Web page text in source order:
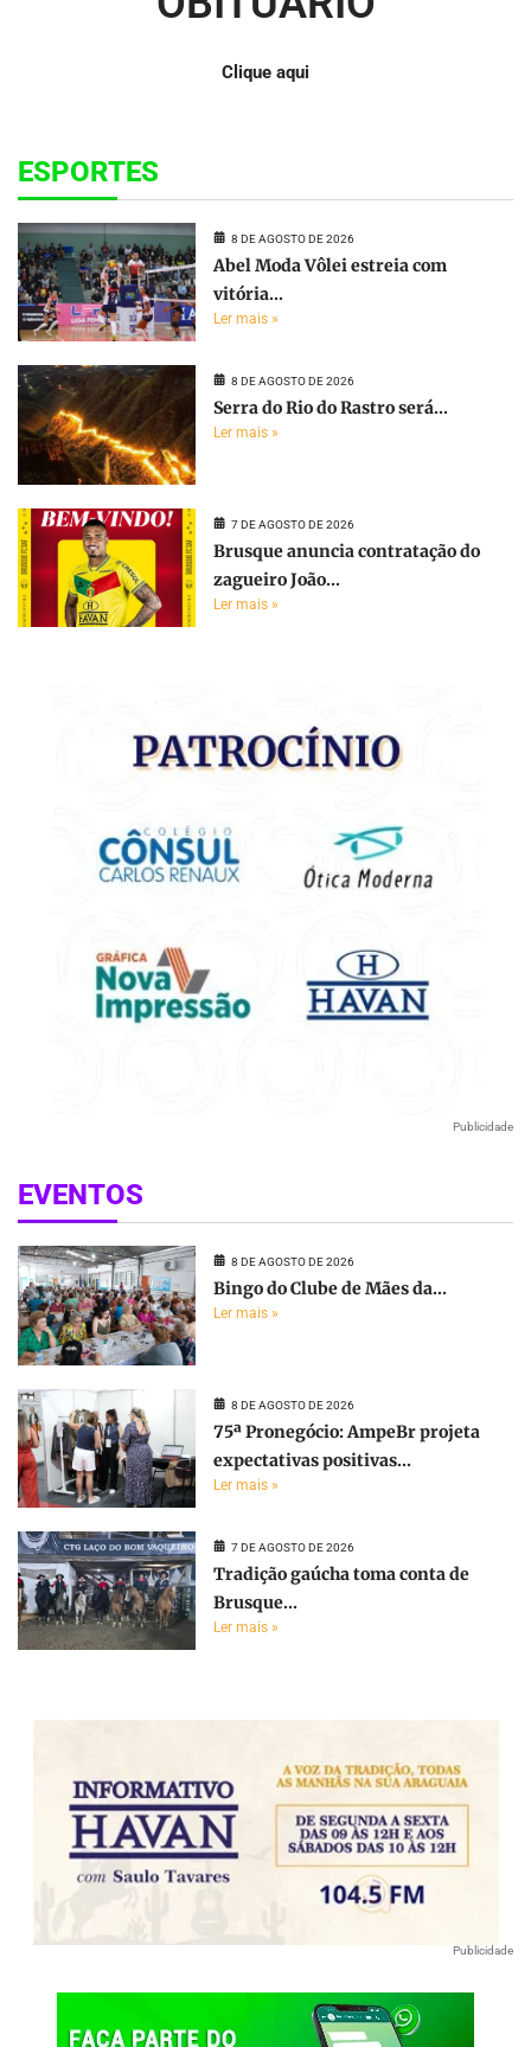
Clique aqui
ESPORTES
8 DE AGOSTO DE 2026
Abel Moda Vôlei estreia com
vitória...
Ler mais »
8 DE AGOSTO DE 2026
Serra do Rio do Rastro será...
Ler mais »
7 DE AGOSTO DE 2026
Brusque anuncia contratação do
zagueiro João...
Ler mais »
Publicidade
EVENTOS
8 DE AGOSTO DE 2026
Bingo do Clube de Mães da...
Ler mais »
8 DE AGOSTO DE 2026
75ª Pronegócio: AmpeBr projeta
expectativas positivas...
Ler mais »
7 DE AGOSTO DE 2026
Tradição gaúcha toma conta de
Brusque...
Ler mais »
Publicidade